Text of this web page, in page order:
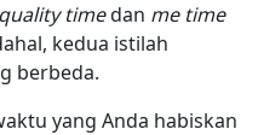
quality timedan me time
kedua istilah
berbeda.
yang Anda habiskan